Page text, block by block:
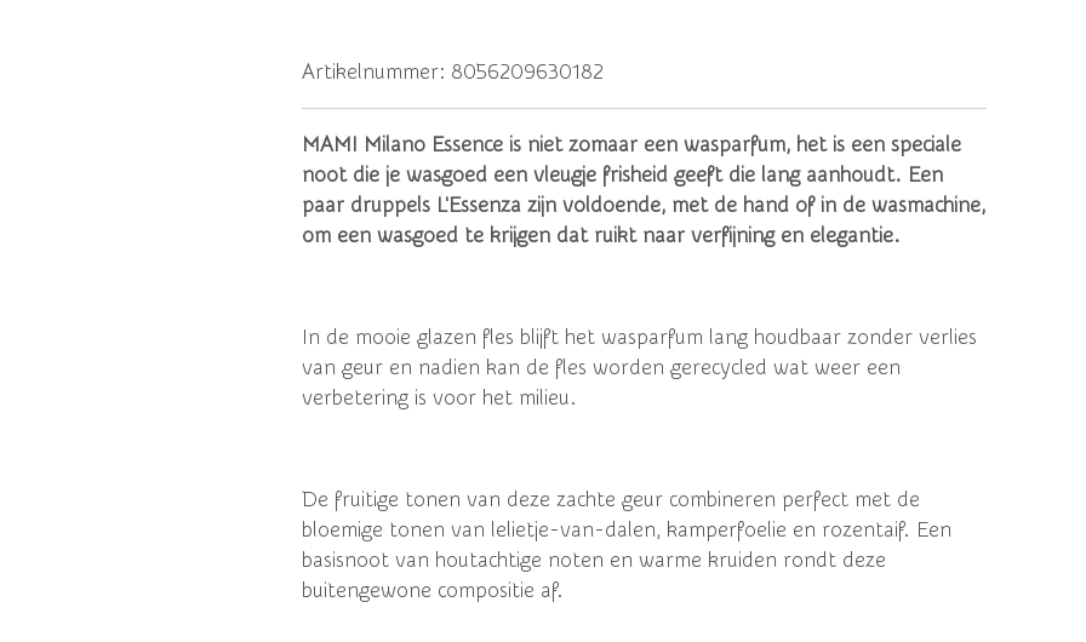
Artikelnummer: 8056209630182
MAMI Milano Essence is niet zomaar een wasparfum, het is een speciale
noot die je wasgoed een vleugje frisheid geeft die lang aanhoudt. Een
paar druppels L'Essenza zijn voldoende, met de hand of in de wasmachine,
om een ​​wasgoed te krijgen dat ruikt naar verfijning en elegantie.
In de mooie glazen fles blijft het wasparfum lang houdbaar zonder verlies
van geur en nadien kan de fles worden gerecycled wat weer een
verbetering is voor het milieu.
De fruitige tonen van deze zachte geur combineren perfect met de
bloemige tonen van lelietje-van-dalen, kamperfoelie en rozentaif. Een
basisnoot van houtachtige noten en warme kruiden rondt deze
buitengewone compositie af.